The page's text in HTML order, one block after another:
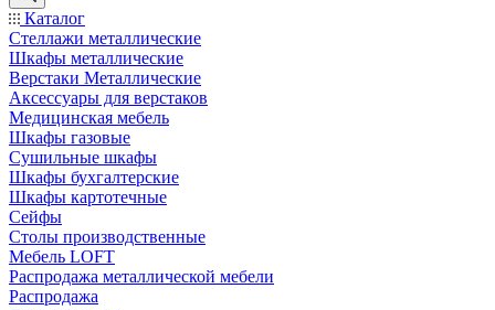
Каталог
Стеллажи металлические
Шкафы металлические
Верстаки Металлические
Аксессуары для верстаков
Медицинская мебель
Шкафы газовые
Сушильные шкафы
Шкафы бухгалтерские
Шкафы картотечные
Сейфы
Столы производственные
Мебель LOFT
Распродажа металлической мебели
Распродажа